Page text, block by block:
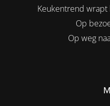
Keukentrend
Op
Op weg